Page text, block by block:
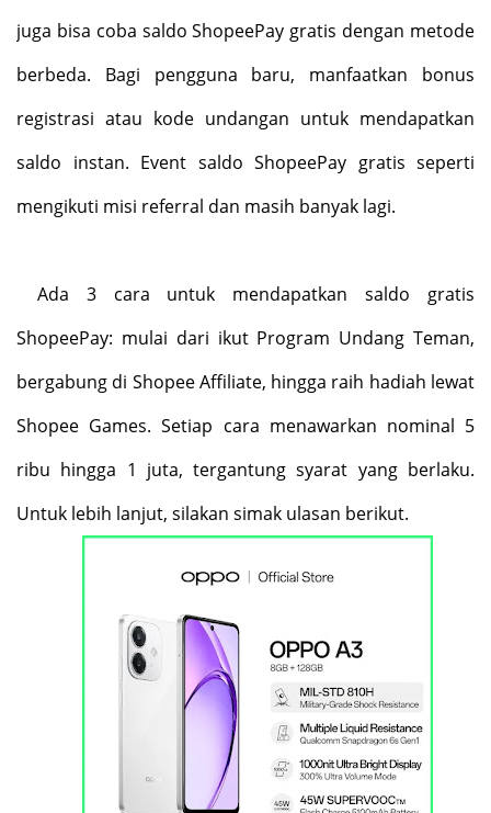
juga bisa coba saldo ShopeePay gratis dengan metode
berbeda. Bagi pengguna baru, manfaatkan bonus
registrasi atau kode undangan untuk mendapatkan
saldo instan. Event saldo ShopeePay gratis seperti
mengikuti misi referral dan masih banyak lagi.
Ada 3 cara untuk mendapatkan saldo gratis
ShopeePay: mulai dari ikut Program Undang Teman,
bergabung di Shopee Affiliate, hingga raih hadiah lewat
Shopee Games. Setiap cara menawarkan nominal 5
ribu hingga 1 juta, tergantung syarat yang berlaku.
Untuk lebih lanjut, silakan simak ulasan berikut.